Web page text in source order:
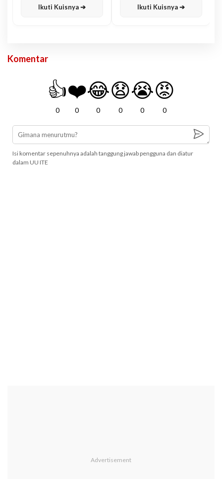
Ikuti Kuisnya ➔ Ikuti Kuisnya ➔
Komentar
👍
0
❤️
0
😂
0
😧
0
😭
0
😡
0
Isi komentar sepenuhnya adalah tanggung jawab pengguna dan diatur
dalam UU ITE